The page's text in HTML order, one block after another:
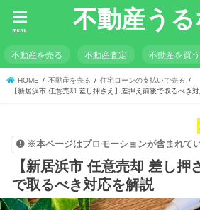
不動産う
menu
不動産を売る 不動産査定 不動産を買う
HOME 不動産を売る
住宅ローンの支払いで売る
【新居浜市 任意売却 差し押さえ】差押え前後で取るべき
※本ページはプロモーションが含まれて
【新居浜市 任意売却 差し押
で取るべき対応を解説